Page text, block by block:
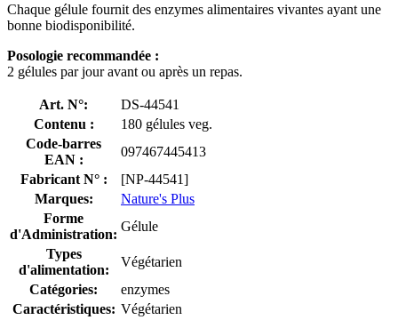
Chaque gélule fournit des enzymes alimentaires vivantes ayant une
bonne biodisponibilité.
Posologie recommandée :
2 gélules par jour avant ou après un repas.
Art. N°:
DS-44541
Contenu :
180 gélules veg.
Code-barres
EAN :
097467445413
Fabricant N° :
[NP-44541]
Marques:
Nature's Plus
Forme
d'Administration:
Gélule
Types
d'alimentation:
Végétarien
Catégories:
enzymes
Caractéristiques: Végétarien